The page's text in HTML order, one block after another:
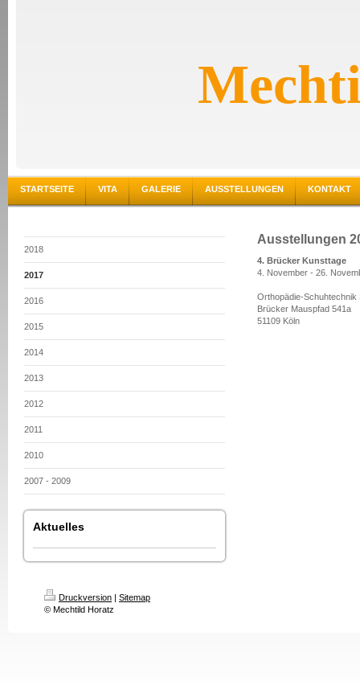
STARTSEITE VITA GALERIE AUSSTELLUNGEN KONTAKT
2018
2017
2016
2015
2014
2013
2012
2011
2010
2007 - 2009
Aktuelles
Ausstellungen
4. Brücker Kunsttage
4. November - 26.
Orthopädie-Schuhtechnik
Brücker Mauspfad 541a
51109 Köln
Druckversion | Sitemap
© Mechtild Horatz